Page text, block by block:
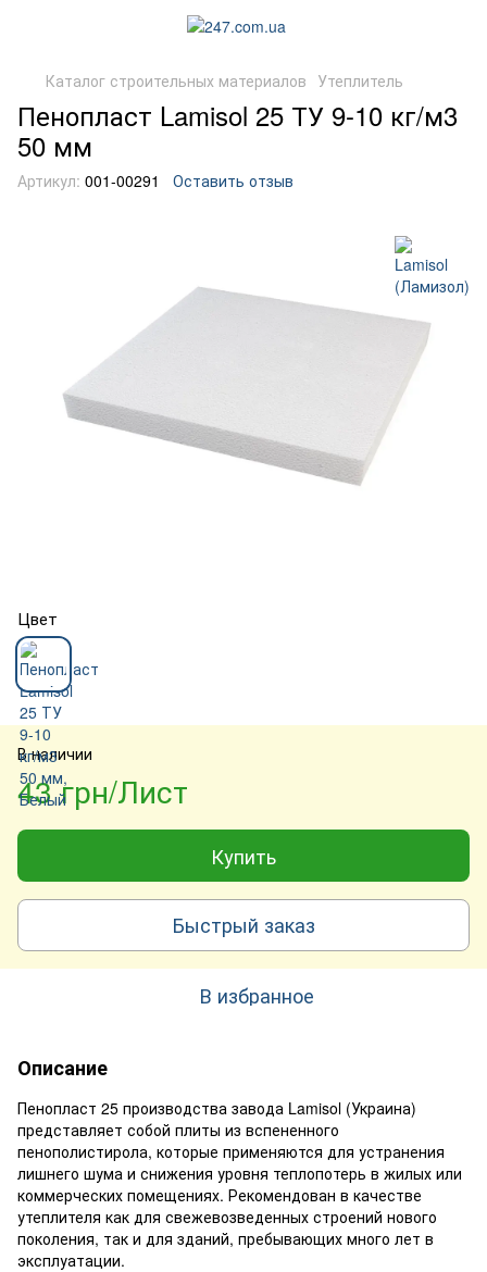
Каталог строительных материалов Утеплитель
Пенопласт Lamisol 25 ТУ 9-10 кг/м3
50 мм
Артикул: 001-00291 Оставить отзыв
Цвет
В наличии
43 грн/Лист
Купить
Быстрый заказ
В избранное
Описание
Пенопласт 25 производства завода Lamisol (Украина)
представляет собой плиты из вспененного
пенополистирола, которые применяются для устранения
лишнего шума и снижения уровня теплопотерь в жилых или
коммерческих помещениях. Рекомендован в качестве
утеплителя как для свежевозведенных строений нового
поколения, так и для зданий, пребывающих много лет в
эксплуатации.